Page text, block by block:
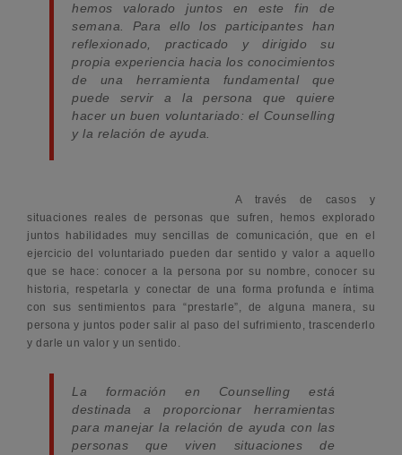
hemos valorado juntos en este fin de
semana. Para ello los participantes han
reflexionado, practicado y dirigido su
propia experiencia hacia los conocimientos
de una herramienta fundamental que
puede servir a la persona que quiere
hacer un buen voluntariado: el Counselling
y la relación de ayuda.
A través de casos y
situaciones reales de personas que sufren, hemos explorado
juntos habilidades muy sencillas de comunicación, que en el
ejercicio del voluntariado pueden dar sentido y valor a aquello
que se hace: conocer a la persona por su nombre, conocer su
historia, respetarla y conectar de una forma profunda e íntima
con sus sentimientos para “prestarle”, de alguna manera, su
persona y juntos poder salir al paso del sufrimiento, trascenderlo
y darle un valor y un sentido.
La formación en Counselling está
destinada a proporcionar herramientas
para manejar la relación de ayuda con las
personas que viven situaciones de